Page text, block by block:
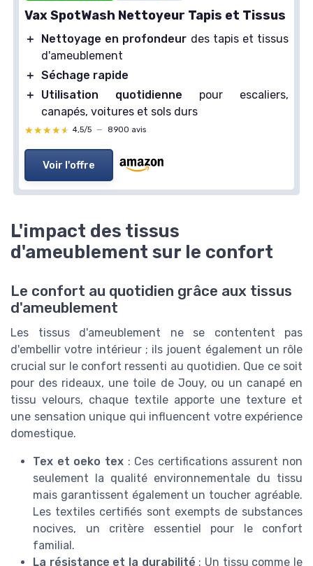
Vax SpotWash Nettoyeur Tapis et Tissus
＋ Nettoyage en profondeur des tapis et tissus
d'ameublement
＋ Séchage rapide
＋
Utilisation quotidienne pour escaliers,
canapés, voitures et sols durs
★★★★★
★★★★★ 4,5/5 — 8900 avis
Voir l'offre
L'impact des tissus
d'ameublement sur le confort
Le confort au quotidien grâce aux tissus
d'ameublement
Les tissus d'ameublement ne se contentent pas
d'embellir votre intérieur ; ils jouent également un rôle
crucial sur le confort ressenti au quotidien. Que ce soit
pour des rideaux, une toile de Jouy, ou un canapé en
tissu velours, chaque textile apporte une texture et
une sensation unique qui influencent votre expérience
domestique.
Tex et oeko tex: Ces certifications assurent non
seulement la qualité environnementale du tissu
mais garantissent également un toucher agréable.
Les textiles certifiés sont exempts de substances
nocives, un critère essentiel pour le confort
familial.
La résistance et la durabilité : Un tissu comme le